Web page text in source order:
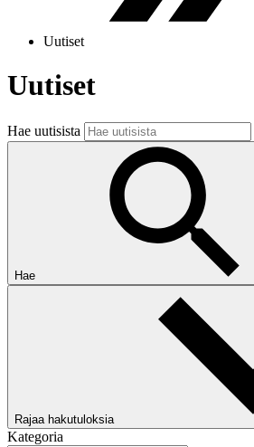
Uutiset
Uutiset
Hae uutisista
Hae
Rajaa hakutuloksia
Kategoria